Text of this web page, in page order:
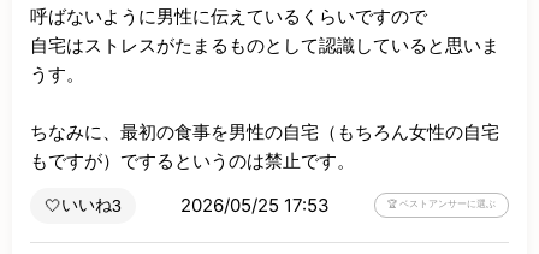
呼ばないように男性に伝えているくらいですので
自宅はストレスがたまるものとして認識していると思いま
うす。
ちなみに、最初の食事を男性の自宅（もちろん女性の自宅
もですが）でするというのは禁止です。
🤍いいね3 2026/05/25 17:53 🏆 ベストアンサーに選ぶ